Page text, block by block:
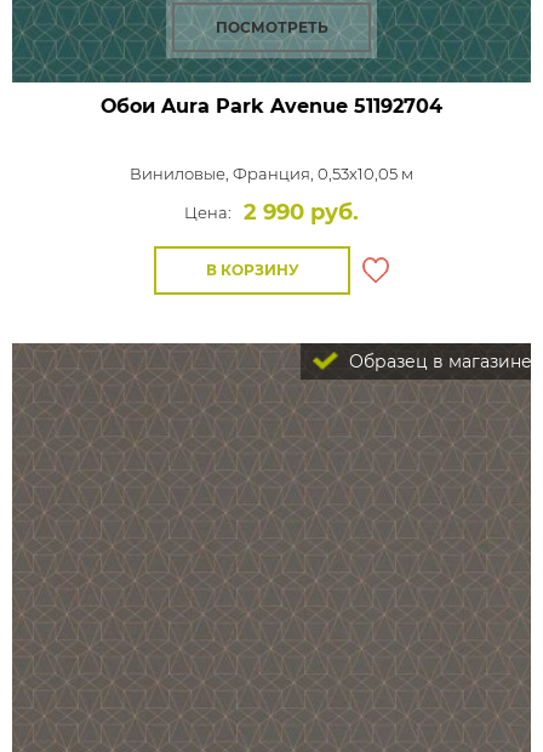
ПОСМОТРЕТЬ
Обои Aura Park Avenue 51192704
Виниловые, Франция, 0,53x10,05 м
Цена:
2 990 руб.
В КОРЗИНУ
Образец в магазине